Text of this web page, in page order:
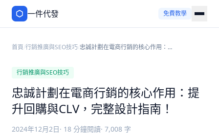
一件代發 免費教學
首頁/行銷推廣與SEO技巧/忠誠計劃在電商行銷的核心作用：提
行銷推廣與SEO技巧
忠誠計劃在電商行銷的核心作用：提
升回購與CLV，完整設計指南！
2024年12月2日· 18 分鐘閱讀· 7,008 字